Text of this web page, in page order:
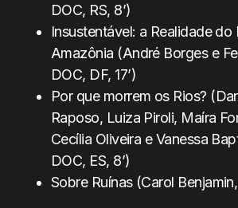
DOC, RS, 8’)
Insustentável: a Realidade do
Amazônia (André Borges e
DOC, DF, 17’)
Por que morrem os Rios?
Raposo, Luiza Piroli, Maíra
Cecília Oliveira e Vanessa
DOC, ES, 8’)
Sobre Ruínas (Carol Benjamin,